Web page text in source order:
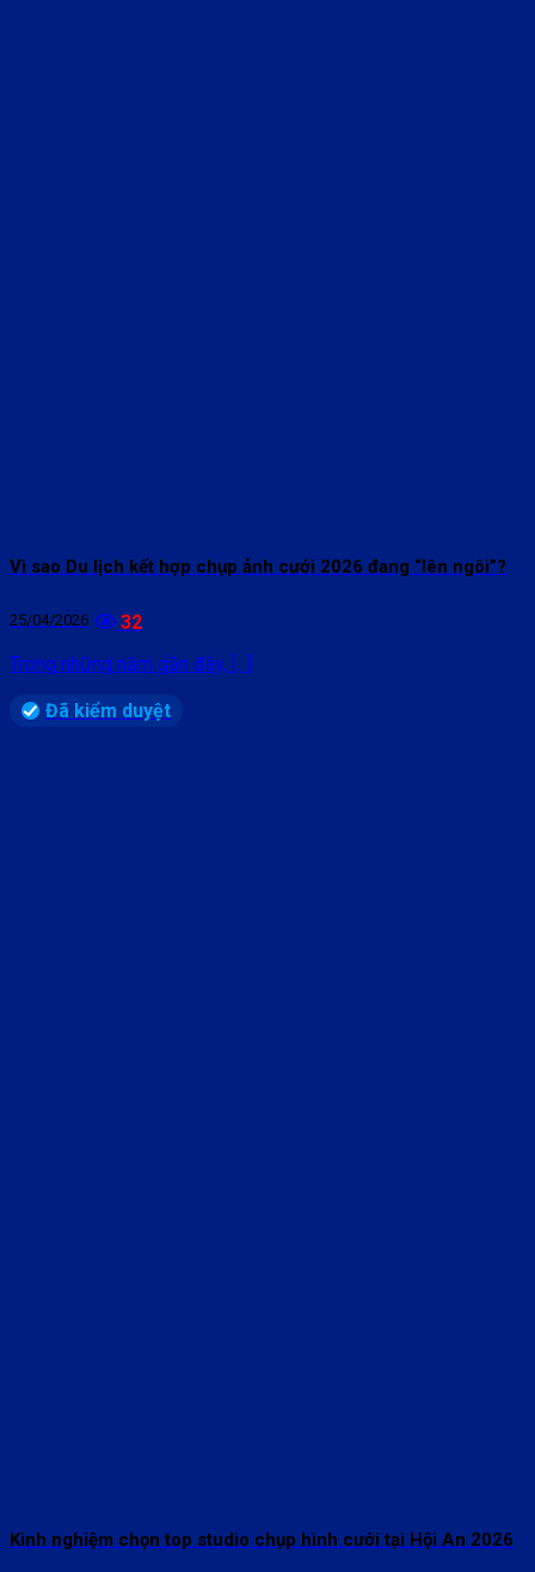
Vì sao Du lịch kết hợp chụp ảnh cưới 2026 đang “lên ngôi”?
25/04/2026
32
Trong những năm gần đây, [...]
Đã kiểm duyệt
Kinh nghiệm chọn top studio chụp hình cưới tại Hội An 2026